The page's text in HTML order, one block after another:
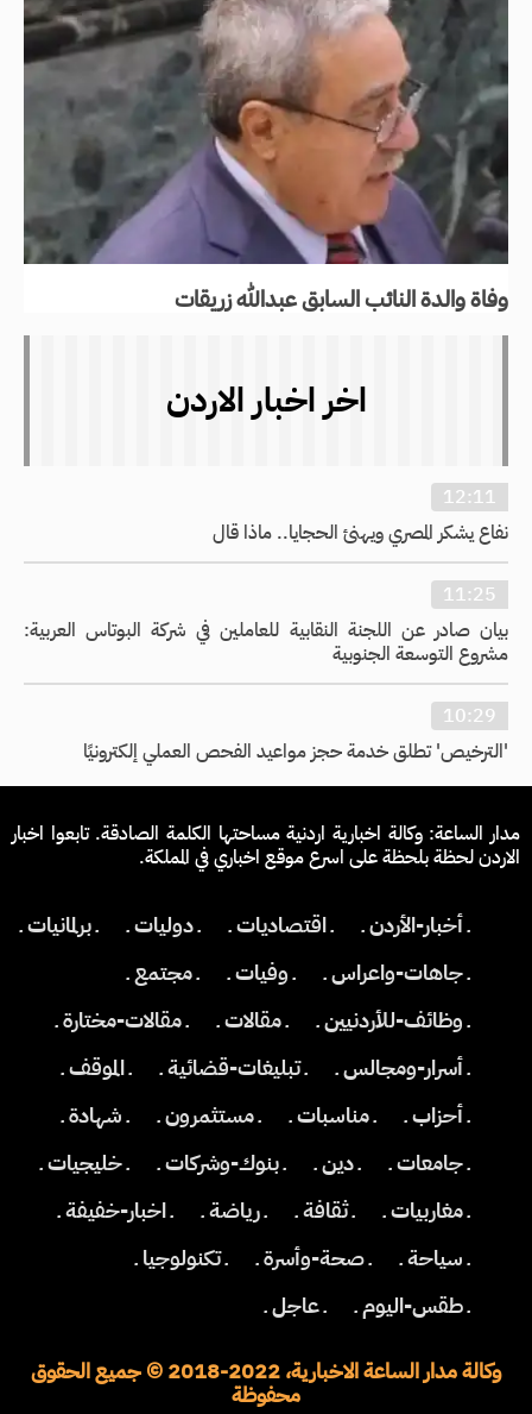
وفاة والدة النائب السابق عبدالله زريقات
اخر اخبار الاردن
12:11
نفاع يشكر المصري ويهنئ الحجايا.. ماذا قال
11:25
بيان صادر عن اللجنة النقابية للعاملين في شركة البوتاس العربية:
مشروع التوسعة الجنوبية
10:29
'الترخيص' تطلق خدمة حجز مواعيد الفحص العملي إلكترونيًا
مدار الساعة: وكالة اخبارية اردنية مساحتها الكلمة الصادقة. تابعوا اخبار
الاردن لحظة بلحظة على اسرع موقع اخباري في المملكة.
ـ أخبار-الأردن ـ ـ اقتصاديات ـ ـ دوليات ـ
ـ برلمانيات ـ
ـ جاهات-واعراس ـ
ـ وفيات ـ
ـ مجتمع ـ
ـ وظائف-للأردنيين ـ
ـ مقالات ـ
ـ مقالات-مختارة ـ
ـ أسرار-ومجالس ـ
ـ تبليغات-قضائية ـ
ـ الموقف ـ
ـ أحزاب ـ
ـ مناسبات ـ ـ مستثمرون ـ
ـ شهادة ـ
ـ جامعات ـ
ـ دين ـ ـ بنوك-وشركات ـ
ـ خليجيات ـ
ـ مغاربيات ـ
ـ ثقافة ـ ـ رياضة ـ
ـ اخبار-خفيفة ـ
ـ سياحة ـ
ـ صحة-وأسرة ـ
ـ تكنولوجيا ـ
ـ طقس-اليوم ـ
ـ عاجل ـ
وكالة مدار الساعة الاخبارية، 2022-2018 © جميع الحقوق
محفوظة